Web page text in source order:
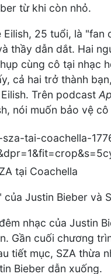
từ khi còn nhỏ.
Eilish, 25 tuổi, là "fan
thầy dẫn dắt. Hai
cùng cô tại nhạc
cả hai trở thành
Trên podcast
nói muốn bảo vệ
tại Coachella
Justin Bieber và
nhạc của Justin
Gần cuối chương
tiết mục, SZA thừa
Bieber dẫn xuống.